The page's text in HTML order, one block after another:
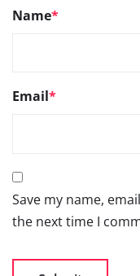
Name*
Email*
Save my name,
the next time I